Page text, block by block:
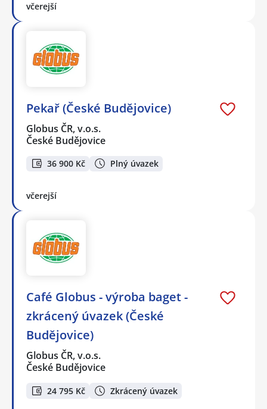
včerejší
Pekař (České Budějovice)
Globus ČR, v.o.s.
České Budějovice
36 900 Kč Plný úvazek
včerejší
Café Globus - výroba baget -
zkrácený úvazek (České
Budějovice)
Globus ČR, v.o.s.
České Budějovice
24 795 Kč Zkrácený úvazek